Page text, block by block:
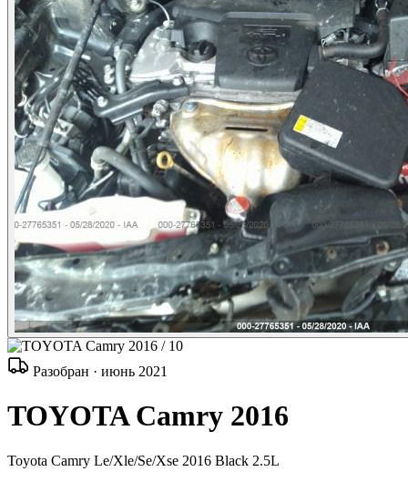
/ 10
Разобран · июнь 2021
TOYOTA Camry 2016
Toyota Camry Le/Xle/Se/Xse 2016 Black 2.5L